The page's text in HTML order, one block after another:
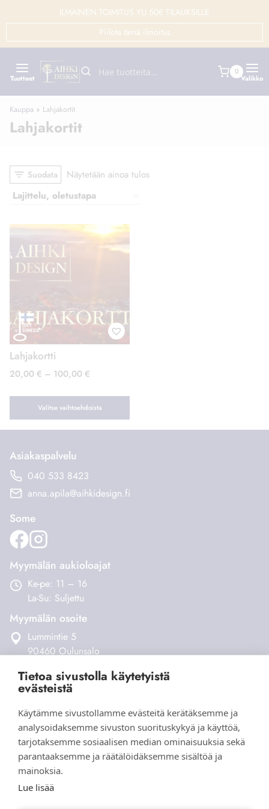
Tietoa sivustolla käytetyistä
evästeistä
Käytämme sivustollamme evästeitä kerätäksemme ja
analysoidaksemme sivuston suorituskykyä ja käyttöä,
tarjotaksemme sosiaalisen median ominaisuuksia sekä
parantaaksemme ja räätälöidäksemme sisältöä ja
mainoksia.
Lue lisää
sisältöön
ILMAINEN TOIMITUS YLI 50€ TILAUKSILLE
Piilota tämä ilmoitus
Tuotteet
0
Valikko
Kauppa » Lahjakortit
Lahjakortit
Suodata Näytetään ainoa tulos
Lahjakortti
20,00 € – 100,00 €
–
100,00 €
Valitse vaihtoehdoista
Tällä
on
useampi
muunnelma.
Voit
tehdä
valinnat
tuotteen
sivulla.
Asiakaspalvelu
040 533 8423
anna.apila@aihkidesign.fi
Some
Myymälän aukioloajat
Ke-pe: 11 – 16
La-Su: Suljettu
Myymälän osoite
Lummintie 5
90460 Oulunsalo
Verkkokauppa
Maksaminen ja toimitukset
Palautukset
Yhteystiedot